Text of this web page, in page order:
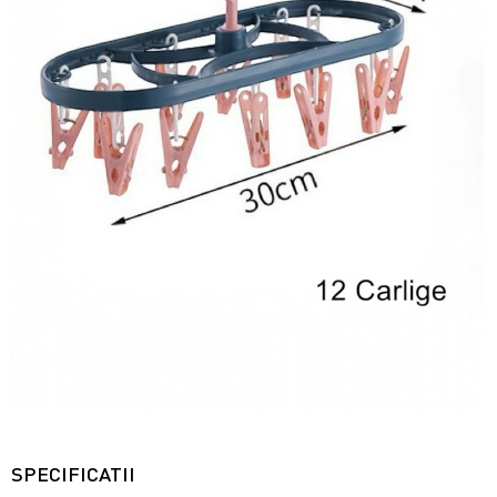
SPECIFICATII